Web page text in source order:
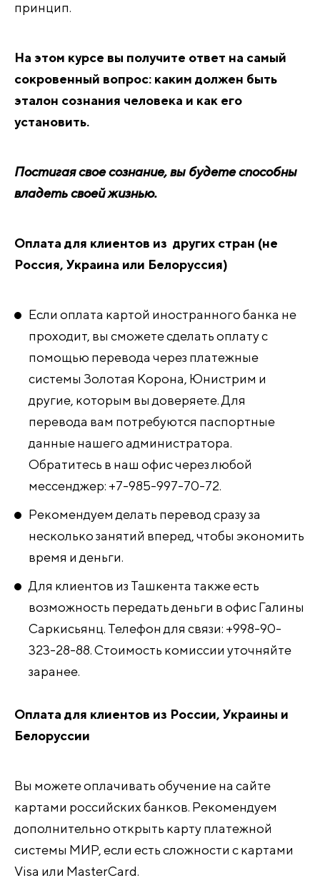
принцип.
На этом курсе вы получите ответ на самый
сокровенный вопрос: каким должен быть
эталон сознания человека и как его
установить.
Постигая свое сознание, вы будете способны
владеть своей жизнью.
Оплата для клиентов из других стран (не
Россия, Украина или Белоруссия)
Если оплата картой иностранного банка не
проходит, вы сможете сделать оплату с
помощью перевода через платежные
системы Золотая Корона, Юнистрим и
другие, которым вы доверяете. Для
перевода вам потребуются паспортные
данные нашего администратора.
Обратитесь в наш офис через любой
мессенджер: +7-985-997-70-72.
Рекомендуем делать перевод сразу за
несколько занятий вперед, чтобы экономить
время и деньги.
Для клиентов из Ташкента также есть
возможность передать деньги в офис Галины
Саркисьянц. Телефон для связи: +998-90-
323-28-88. Стоимость комиссии уточняйте
заранее.
Оплата для клиентов из России, Украины и
Белоруссии
Вы можете оплачивать обучение на сайте
картами российских банков. Рекомендуем
дополнительно открыть карту платежной
системы МИР, если есть сложности с картами
Visa или MasterCard.